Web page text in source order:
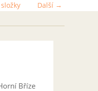
Další →
Bříze